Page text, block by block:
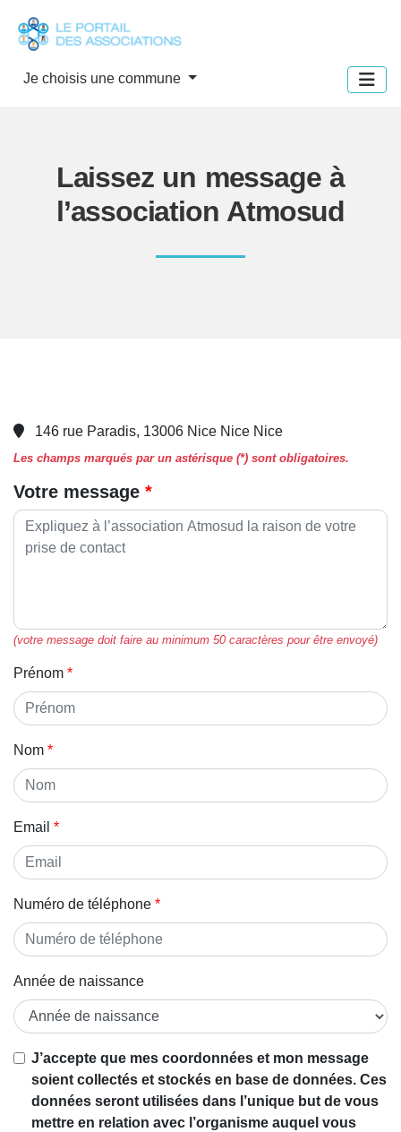
Je choisis une commune
Laissez un message à
l’association Atmosud
146 rue Paradis, 13006 Nice Nice Nice
Les champs marqués par un astérisque (*) sont obligatoires.
Votre message
(votre message doit faire au minimum 50 caractères pour être envoyé)
Prénom
Nom
Email
Numéro de téléphone
Année de naissance
Si vous
êtes un
être
humain,
J’accepte que mes coordonnées et mon message
soient collectés et stockés en base de données. Ces
données seront utilisées dans l’unique but de vous
mettre en relation avec l’organisme auquel vous